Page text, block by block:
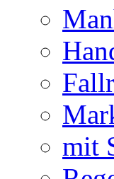
mit